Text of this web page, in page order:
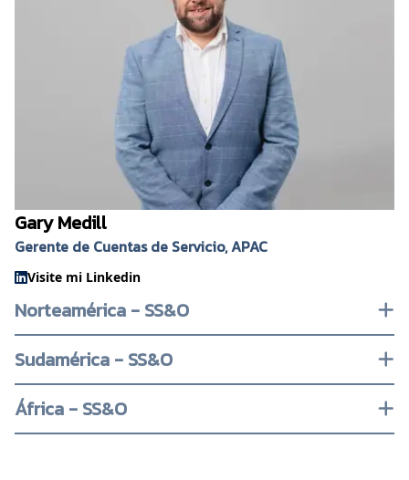
Gary Medill
Gerente de Cuentas de Servicio, APAC
Visite mi Linkedin
Norteamérica - SS&O
Sudamérica - SS&O
África - SS&O